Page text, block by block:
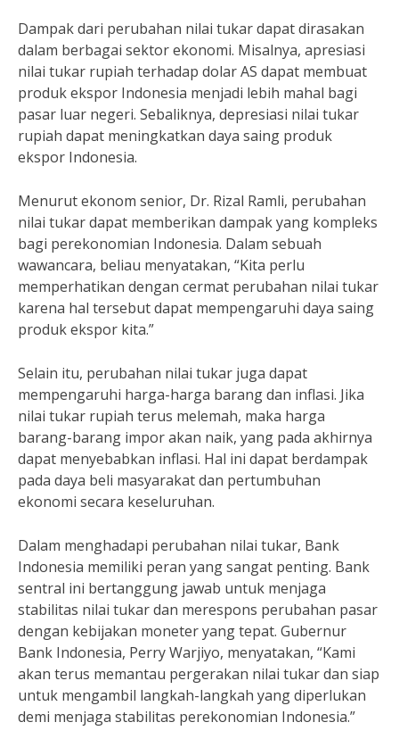
Dampak dari perubahan nilai tukar dapat dirasakan
dalam berbagai sektor ekonomi. Misalnya, apresiasi
nilai tukar rupiah terhadap dolar AS dapat membuat
produk ekspor Indonesia menjadi lebih mahal bagi
pasar luar negeri. Sebaliknya, depresiasi nilai tukar
rupiah dapat meningkatkan daya saing produk
ekspor Indonesia.
Menurut ekonom senior, Dr. Rizal Ramli, perubahan
nilai tukar dapat memberikan dampak yang kompleks
bagi perekonomian Indonesia. Dalam sebuah
wawancara, beliau menyatakan, “Kita perlu
memperhatikan dengan cermat perubahan nilai tukar
karena hal tersebut dapat mempengaruhi daya saing
produk ekspor kita.”
Selain itu, perubahan nilai tukar juga dapat
mempengaruhi harga-harga barang dan inflasi. Jika
nilai tukar rupiah terus melemah, maka harga
barang-barang impor akan naik, yang pada akhirnya
dapat menyebabkan inflasi. Hal ini dapat berdampak
pada daya beli masyarakat dan pertumbuhan
ekonomi secara keseluruhan.
Dalam menghadapi perubahan nilai tukar, Bank
Indonesia memiliki peran yang sangat penting. Bank
sentral ini bertanggung jawab untuk menjaga
stabilitas nilai tukar dan merespons perubahan pasar
dengan kebijakan moneter yang tepat. Gubernur
Bank Indonesia, Perry Warjiyo, menyatakan, “Kami
akan terus memantau pergerakan nilai tukar dan siap
untuk mengambil langkah-langkah yang diperlukan
demi menjaga stabilitas perekonomian Indonesia.”